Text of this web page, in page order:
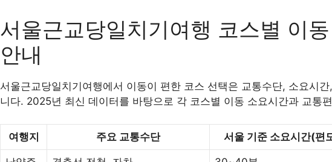
서울근교당일치기여행 코스별 이
안내
서울근교당일치기여행에서 이동이 편한 코스 선택은 교통수단, 소요시
니다. 2025년 최신 데이터를 바탕으로 각 코스별 이동 소요시간과 교통
여행지 주요 교통수단 서울 기준 소요시간(편